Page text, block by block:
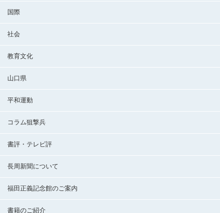
国際
社会
教育文化
山口県
平和運動
コラム狙撃兵
書評・テレビ評
長周新聞について
福田正義記念館のご案内
書籍のご紹介